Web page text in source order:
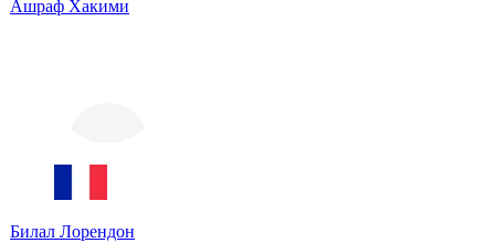
Ашраф Хакими
Билал Лорендон